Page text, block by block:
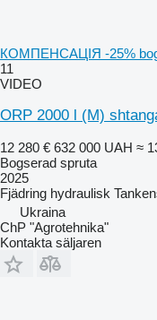
КОМПЕНСАЦІЯ -25%
11
VIDEO
ORP 2000 l (M)
12 280 € 632 000 UAH ≈
Bogserad spruta
2025
Fjädring hydraulisk
Ukraina
ChP "Agrotehnika"
Kontakta säljaren